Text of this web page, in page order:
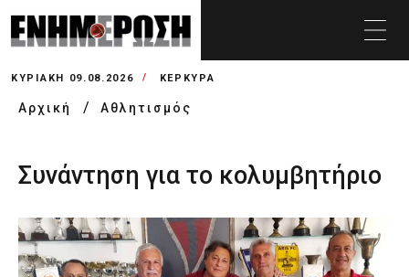
ΚΥΡΙΑΚΉ 09.08.2026 ΚΕΡΚΥΡΑ
Αρχική Αθλητισμός
Συνάντηση για το κολυμβητήριο